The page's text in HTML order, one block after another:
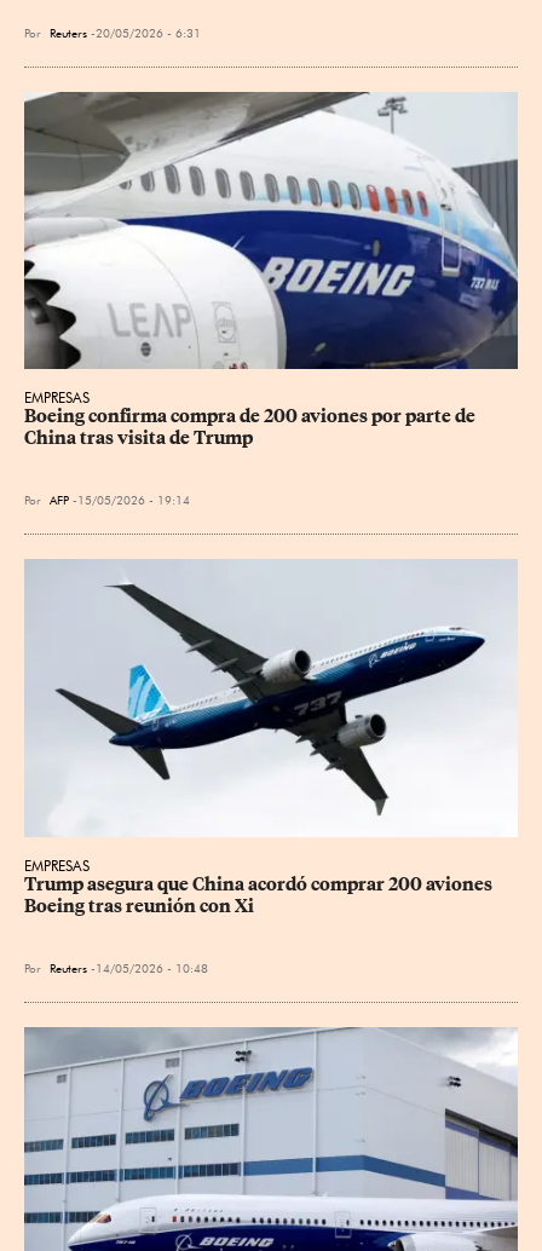
Por Reuters 20/05/2026 - 6:31
EMPRESAS
Boeing confirma compra de 200 aviones por parte de
China tras visita de Trump
Por AFP 15/05/2026 - 19:14
EMPRESAS
Trump asegura que China acordó comprar 200 aviones
Boeing tras reunión con Xi
Por Reuters 14/05/2026 - 10:48